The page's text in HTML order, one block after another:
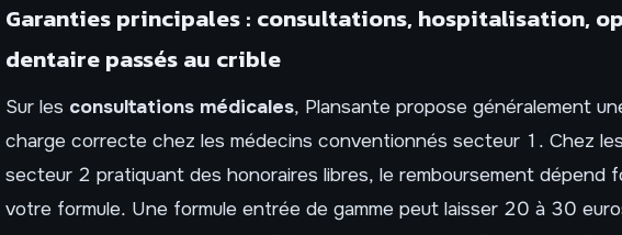
Garanties principales : consultations, hospitalisation,
dentaire passés au crible
Sur les consultations médicales, Plansante propose généralement
charge correcte chez les médecins conventionnés secteur 1. Chez
secteur 2 pratiquant des honoraires libres, le remboursement dépend
votre formule. Une formule entrée de gamme peut laisser 20 à 30